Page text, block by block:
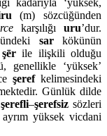
(m) sözcüğünden
karşılığı uru’dur.
sarkökünün
şērile ilişkili olduğu
genellikle ‘yüksek’
şerefkelimesindeki
Günlük dilde
şerefli–şerefsiz sözleri
yüksek vicdani